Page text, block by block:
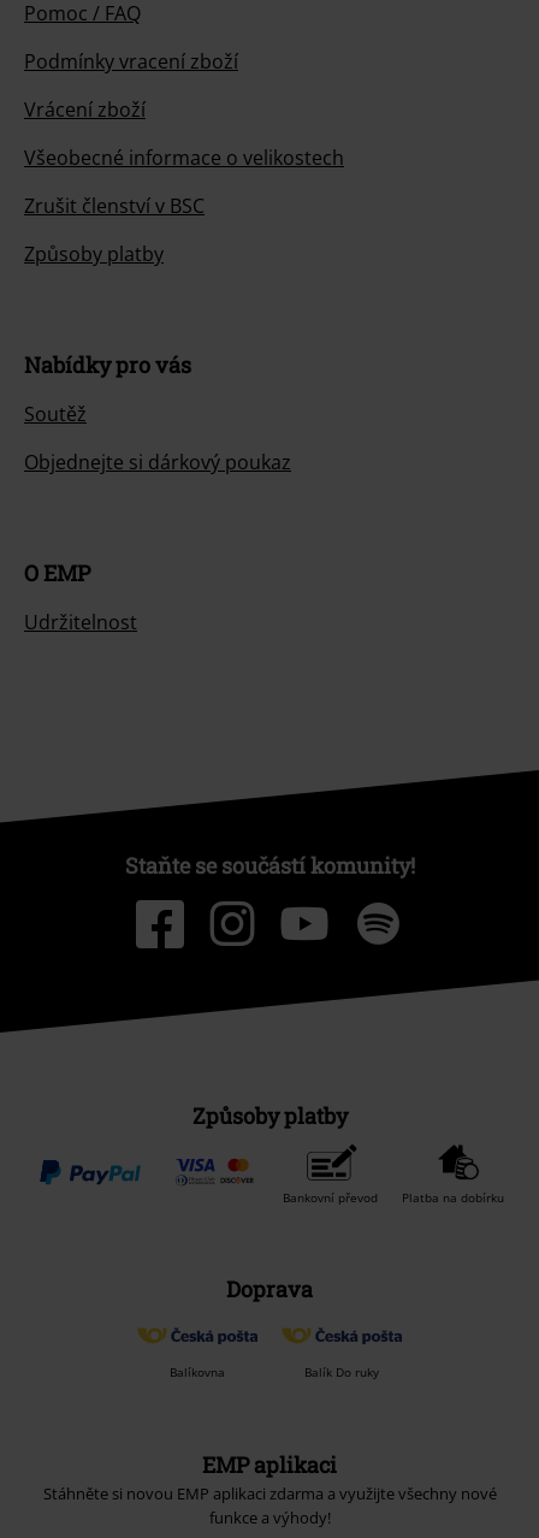
Pomoc / FAQ
Podmínky vracení zboží
Vrácení zboží
Všeobecné informace o velikostech
Zrušit členství v BSC
Způsoby platby
Nabídky pro vás
Soutěž
Objednejte si dárkový poukaz
O EMP
Udržitelnost
Staňte se součástí komunity!
Způsoby platby
Bankovní převod Platba na dobírku
Doprava
Balíkovna Balík Do ruky
EMP aplikaci
Stáhněte si novou EMP aplikaci zdarma a využijte všechny nové
funkce a výhody!